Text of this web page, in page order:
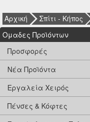
Αρχική Σπίτι - Κήπος
Oμαδες Προϊόντων
Προσφορές
Νέα Προϊόντα
Εργαλεία Χειρός
Πένσες & Κόφτες